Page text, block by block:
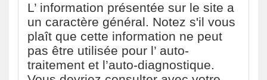
L’ information présentée sur le site a
un caractère général. Notez s'il vous
plaît que cette information ne peut
pas être utilisée pour l’ auto-
traitement et l’auto-diagnostique.